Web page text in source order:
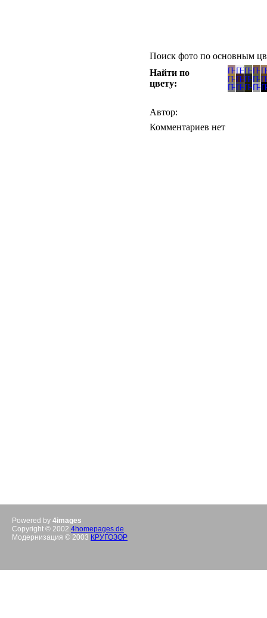
Поиск фото по основным
Найти по
цвету:
Автор:
Комментариев нет
Powered by 4images
Copyright © 2002 4homepages.de
Модернизация © 2003 КРУГОЗОР